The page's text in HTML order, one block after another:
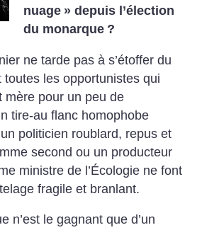
nuage » depuis l’élection
du monarque ?
ne tarde pas à s’étoffer du
toutes les opportunistes qui
mère pour un peu de
tire-au flanc homophobe
politicien roublard, repus et
second ou un producteur
ministre de l’Écologie ne font
fragile et branlant.
n’est le gagnant que d’un